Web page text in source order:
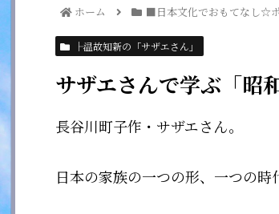
ホーム ■日本文化でおもてなし☆
├温故知新の「サザエさん」
サザエさんで学ぶ「
長谷川町子作・サザエさん。
日本の家族の一つの形、一つの時